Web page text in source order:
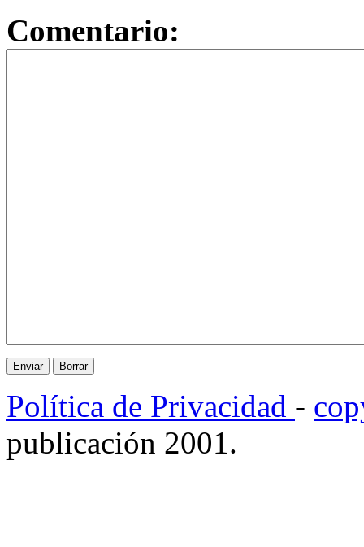
Comentario:
Política de Privacidad -
publicación 2001.